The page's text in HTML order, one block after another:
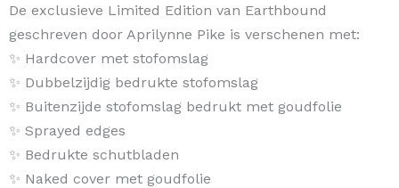
De exclusieve Limited Edition van Earthbound
geschreven door Aprilynne Pike is verschenen met:
✨ Hardcover met stofomslag
✨ Dubbelzijdig bedrukte stofomslag
✨ Buitenzijde stofomslag bedrukt met goudfolie
✨ Sprayed edges
✨ Bedrukte schutbladen
✨ Naked cover met goudfolie